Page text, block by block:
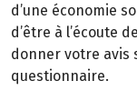
d’une économie
d’être à l’écoute
donner votre avis
questionnaire.